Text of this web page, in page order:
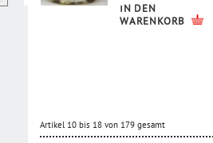
IN DEN
WARENKORB
Artikel 10 bis 18 von 179 gesamt